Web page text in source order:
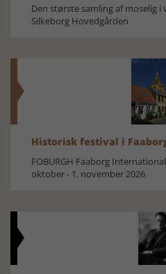
Den største samling af moselig i
Silkeborg Hovedgården
Historisk festival i
FOBURGH Faaborg
oktober - 1. november 2026